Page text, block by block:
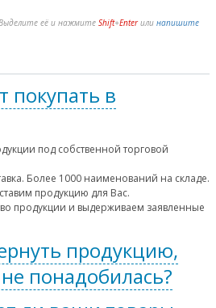
её и нажмите Shift+Enterили напишите
покупать в
под собственной торговой
Более 1000 наименований на складе.
продукцию для Вас.
продукции и выдерживаем заявленные
продукцию,
понадобилась?